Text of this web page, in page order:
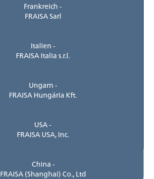
Frankreich -
FRAISA Sarl
Italien -
FRAISA Italia s.r.l.
Ungarn -
FRAISA Hungária Kft.
USA -
FRAISA USA, Inc.
China -
FRAISA (Shanghai) Co., Ltd